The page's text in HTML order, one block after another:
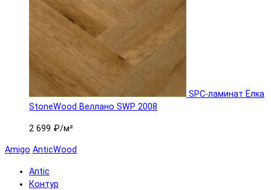
SPC-ламинат Ëлка
StoneWood Веллано SWP 2008
2 699 ₽/м²
Amigo AnticWood
Antic
Контур